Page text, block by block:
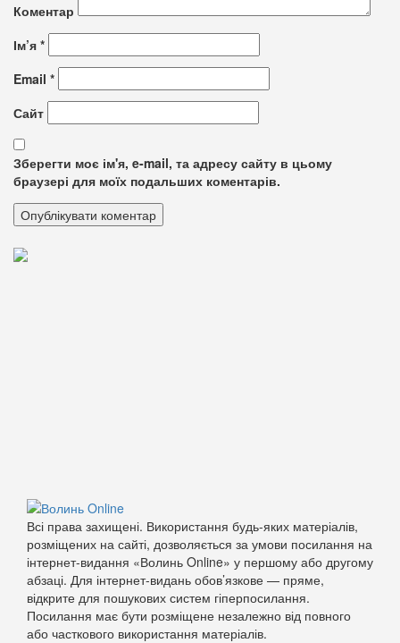
Коментар
Ім’я *
Email *
Сайт
Зберегти моє ім'я, e-mail, та адресу сайту в цьому
браузері для моїх подальших коментарів.
Всі права захищені. Використання будь-яких матеріалів,
розміщених на сайті, дозволяється за умови посилання на
інтернет-видання «Волинь Online» у першому або другому
абзаці. Для інтернет-видань обов’язкове — пряме,
відкрите для пошукових систем гіперпосилання.
Посилання має бути розміщене незалежно від повного
або часткового використання матеріалів.